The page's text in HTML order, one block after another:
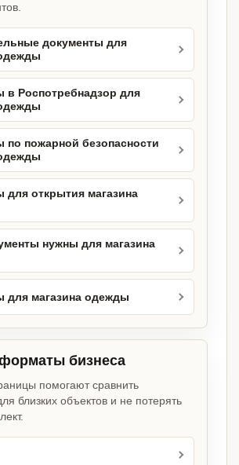
документы для
в Роспотребнадзор для
по пожарной безопасности
для открытия магазина
нужны для магазина
для магазина одежды
бизнеса
помогают сравнить
близких объектов и не потерять